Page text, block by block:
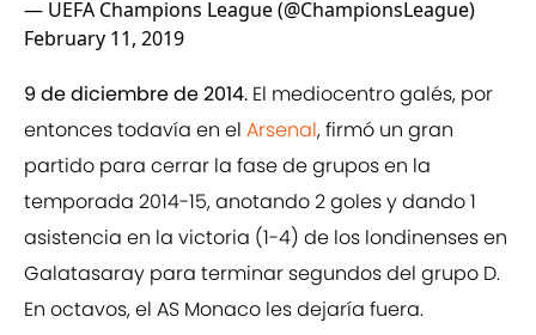
— UEFA Champions League (@ChampionsLeague)
February 11, 2019
9 de diciembre de 2014. El mediocentro galés, por
entonces todavía en el Arsenal, firmó un gran
partido para cerrar la fase de grupos en la
temporada 2014-15, anotando 2 goles y dando 1
asistencia en la victoria (1-4) de los londinenses en
Galatasaray para terminar segundos del grupo D.
En octavos, el AS Monaco les dejaría fuera.